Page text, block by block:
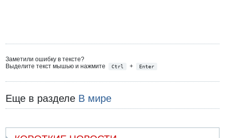
Заметили ошибку в тексте?
Выделите текст мышью и нажмите
Ctrl + Enter
Еще в разделе В мире